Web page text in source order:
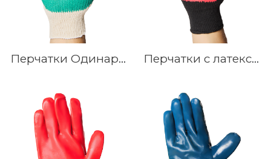
Перчатки Одинарный латексный облив Перчатки с латексным покрытием ТОРРО